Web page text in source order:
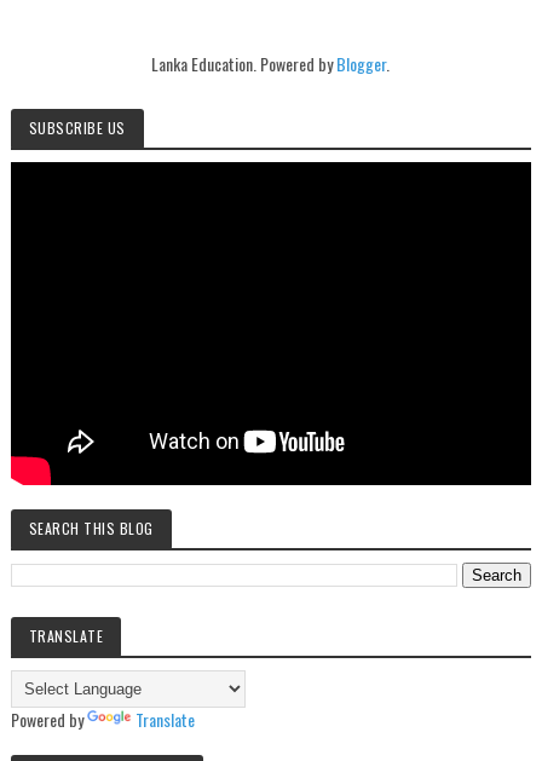
Lanka Education. Powered byBlogger.
SUBSCRIBE US
SEARCH THIS BLOG
TRANSLATE
Powered by Translate